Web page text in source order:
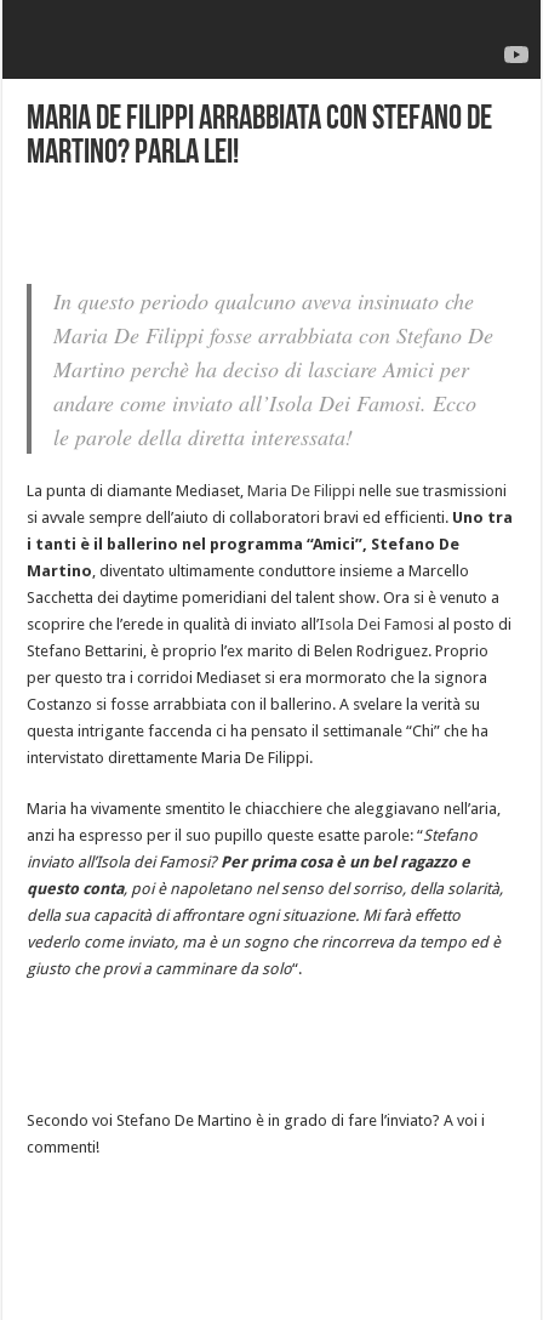
Maria De Filippi arrabbiata con Stefano De
Martino? Parla lei!
In questo periodo qualcuno aveva insinuato che
Maria De Filippi fosse arrabbiata con Stefano De
Martino perchè ha deciso di lasciare Amici per
andare come inviato all’Isola Dei Famosi. Ecco
le parole della diretta interessata!
La punta di diamante Mediaset,Maria De Filippi nelle sue trasmissioni
si avvale sempre dell’aiuto di collaboratori bravi ed efficienti. Uno tra
i tanti è il ballerino nel programma “Amici”, Stefano De
Martino, diventato ultimamente conduttore insieme a Marcello
Sacchetta dei daytime pomeridiani del talent show. Ora si è venuto a
scoprire che l’erede in qualità di inviato all’Isola Dei Famosi al posto di
Stefano Bettarini, è proprio l’ex marito di Belen Rodriguez. Proprio
per questo tra i corridoi Mediaset si era mormorato che la signora
Costanzo si fosse arrabbiata con il ballerino. A svelare la verità su
questa intrigante faccenda ci ha pensato il settimanale “Chi” che ha
intervistato direttamente Maria De Filippi.
Maria ha vivamente smentito le chiacchiere che aleggiavano nell’aria,
anzi ha espresso per il suo pupillo queste esatte parole: “Stefano
inviato all’Isola dei Famosi? Per prima cosa è un bel ragazzo e
questo conta, poi è napoletano nel senso del sorriso, della solarità,
della sua capacità di affrontare ogni situazione. Mi farà effetto
vederlo come inviato, ma è un sogno che rincorreva da tempo ed è
giusto che provi a camminare da solo“.
Secondo voi Stefano De Martino è in grado di fare l’inviato? A voi i
commenti!